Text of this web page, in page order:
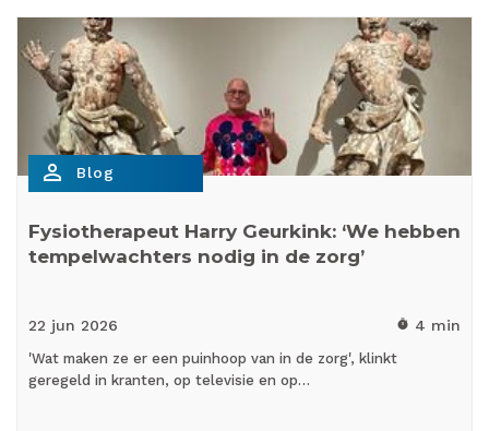
person_outline Blog
Fysiotherapeut Harry Geurkink: ‘We hebben
tempelwachters nodig in de zorg’
22 jun 2026 timer 4 min
'Wat maken ze er een puinhoop van in de zorg', klinkt
geregeld in kranten, op televisie en op…